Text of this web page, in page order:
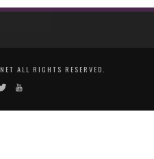
ALL RIGHTS RESERVED.